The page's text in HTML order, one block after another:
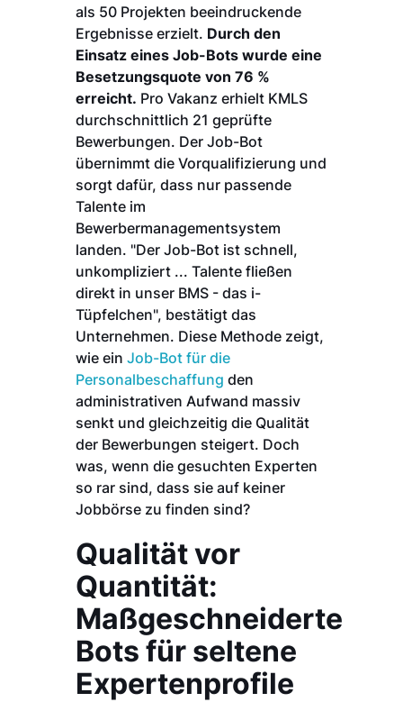
als 50 Projekten beeindruckende
Ergebnisse erzielt. Durch den
Einsatz eines Job-Bots wurde eine
Besetzungsquote von 76 %
erreicht. Pro Vakanz erhielt KMLS
durchschnittlich 21 geprüfte
Bewerbungen. Der Job-Bot
übernimmt die Vorqualifizierung und
sorgt dafür, dass nur passende
Talente im
Bewerbermanagementsystem
landen. "Der Job-Bot ist schnell,
unkompliziert ... Talente fließen
direkt in unser BMS - das i-
Tüpfelchen", bestätigt das
Unternehmen. Diese Methode zeigt,
wie ein Job-Bot für die
Personalbeschaffung den
administrativen Aufwand massiv
senkt und gleichzeitig die Qualität
der Bewerbungen steigert. Doch
was, wenn die gesuchten Experten
so rar sind, dass sie auf keiner
Jobbörse zu finden sind?
Qualität vor
Quantität:
Maßgeschneiderte
Bots für seltene
Expertenprofile